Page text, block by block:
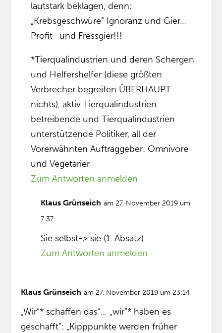
lautstark beklagen, denn:
„Krebsgeschwüre“ Ignoranz und Gier…
Profit- und Fressgier!!!
*Tierqualindustrien und deren Schergen
und Helfershelfer (diese größten
Verbrecher begreifen ÜBERHAUPT
nichts), aktiv Tierqualindustrien
betreibende und Tierqualindustrien
unterstützende Politiker, all der
Vorerwähnten Auftraggeber: Omnivore
und Vegetarier
Zum Antworten anmelden
Klaus Grünseich am 27. November 2019 um
7:37
Sie selbst-> sie (1. Absatz)
Zum Antworten anmelden
Klaus Grünseich am 27. November 2019 um 23:14
„Wir“* schaffen das“… „wir“* haben es
geschafft“: „Kipppunkte werden früher